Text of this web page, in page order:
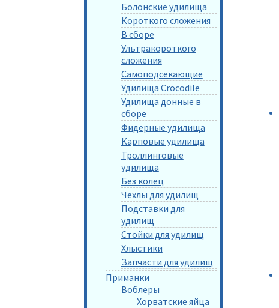
Болонские удилища
Короткого сложения
В сборе
Ультракороткого
сложения
Самоподсекающие
Удилища Crocodile
Удилища донные в
сборе
Фидерные удилища
Карповые удилища
Троллинговые
удилища
Без колец
Чехлы для удилищ
Подставки для
удилищ
Стойки для удилищ
Хлыстики
Запчасти для удилищ
Приманки
Воблеры
Хорватские яйца